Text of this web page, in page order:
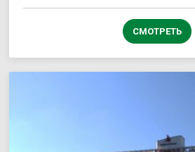
СМОТРЕТЬ